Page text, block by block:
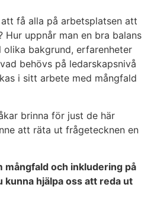
få alla på arbetsplatsen att
Hur uppnår man en bra balans
olika bakgrund, erfarenheter
behövs på ledarskapsnivå
i sitt arbete med mångfald
brinna för just de här
att räta ut frågetecknen en
mångfald och inkludering på
kunna hjälpa oss att reda ut